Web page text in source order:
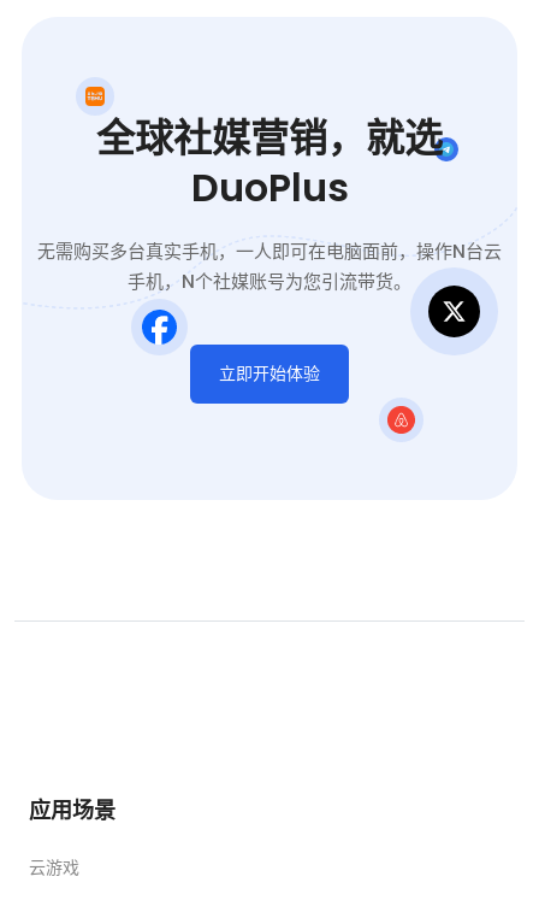
全球社媒营销，就选
DuoPlus
无需购买多台真实手机，一人即可在电脑面前，操作N台云
手机，N个社媒账号为您引流带货。
立即开始体验
应用场景
云游戏